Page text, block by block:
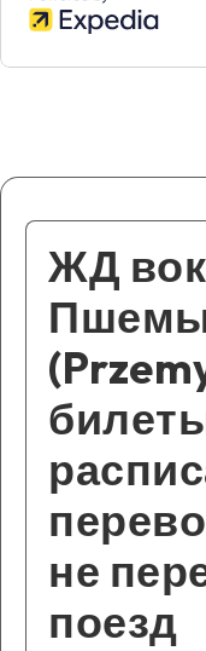
ЖД
не
поезд